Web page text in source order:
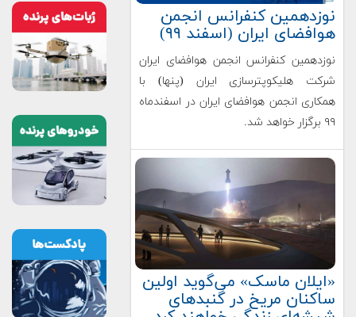
نوزدهمین کنفرانس انجمن
هوافضای ایران (اسفند ۹۹)
نوزدهمین کنفرانس انجمن هوافضای ایران
شرکت هلیکوپترسازی ایران (پنها) با
همکاری انجمن هوافضای ایران در اسفندماه
۹۹ برگزار خواهد شد.
«ایلان ماسک» می‌گوید اولین
ساکنان مریخ در گنبدهای